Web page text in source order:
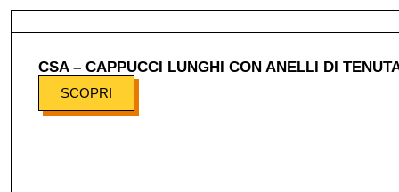
CSA – CAPPUCCI LUNGHI CON ANELLI DI
SCOPRI